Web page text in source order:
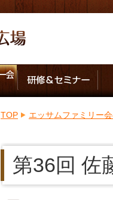
TOP エッサムファミリー
第36回 佐